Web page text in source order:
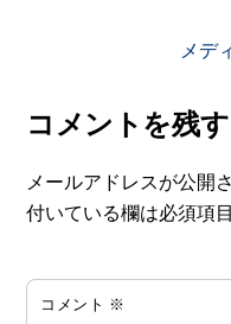
メデ
コメントを残す
メールアドレスが公開
付いている欄は必須項
コメント ※